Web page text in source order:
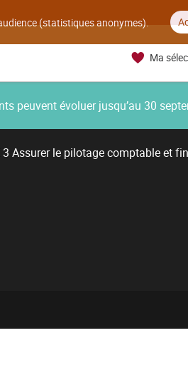
(statistiques anonymes).
Ma
peuvent évoluer jusqu’au 30
3 Assurer le pilotage comptable et